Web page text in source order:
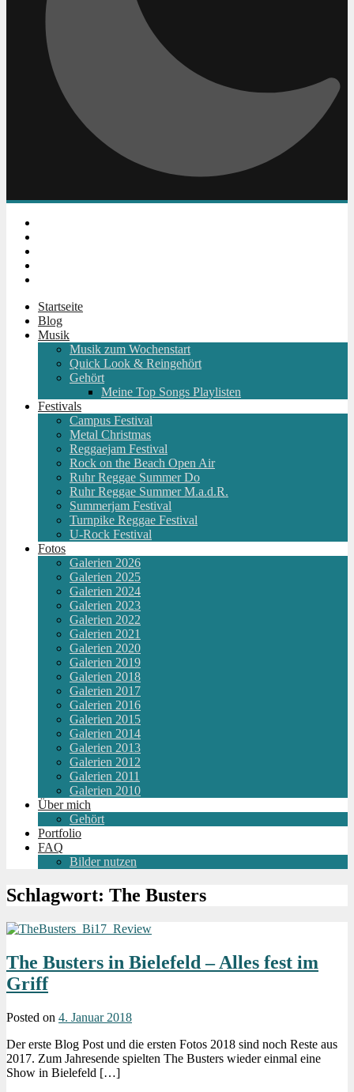
Startseite
Blog
Musik
Musik zum Wochenstart
Quick Look & Reingehört
Gehört
Meine Top Songs Playlisten
Festivals
Campus Festival
Metal Christmas
Reggaejam Festival
Rock on the Beach Open Air
Ruhr Reggae Summer Do
Ruhr Reggae Summer M.a.d.R.
Summerjam Festival
Turnpike Reggae Festival
U-Rock Festival
Fotos
Galerien 2026
Galerien 2025
Galerien 2024
Galerien 2023
Galerien 2022
Galerien 2021
Galerien 2020
Galerien 2019
Galerien 2018
Galerien 2017
Galerien 2016
Galerien 2015
Galerien 2014
Galerien 2013
Galerien 2012
Galerien 2011
Galerien 2010
Über mich
Gehört
Portfolio
FAQ
Bilder nutzen
Schlagwort: The Busters
The Busters in Bielefeld – Alles fest im
Griff
Posted on 4. Januar 2018
Der erste Blog Post und die ersten Fotos 2018 sind noch Reste aus
2017. Zum Jahresende spielten The Busters wieder einmal eine
Show in Bielefeld […]